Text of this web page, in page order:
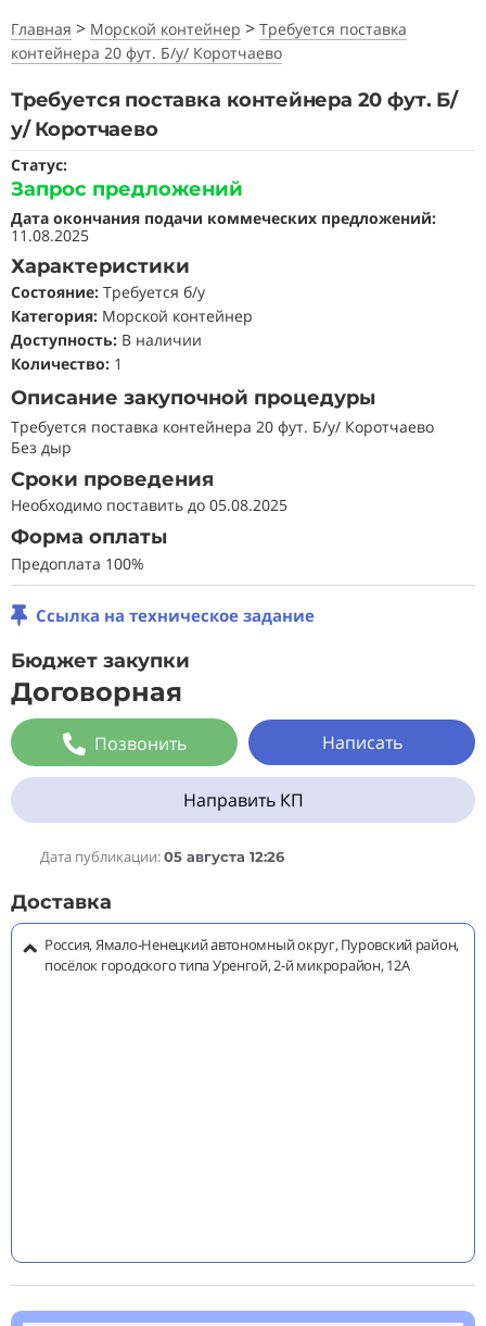
Главная > Морской контейнер > Требуется поставка
контейнера 20 фут. Б/у/ Коротчаево
Требуется поставка контейнера 20 фут. Б/
у/ Коротчаево
Статус:
Запрос предложений
Дата окончания подачи коммеческих предложений:
11.08.2025
Характеристики
Состояние: Требуется б/у
Категория: Морской контейнер
Доступность: В наличии
Количество: 1
Описание закупочной процедуры
Требуется поставка контейнера 20 фут. Б/у/ Коротчаево
Без дыр
Сроки проведения
Необходимо поставить до 05.08.2025
Форма оплаты
Предоплата 100%
Ссылка на техническое задание
Бюджет закупки
Договорная
Позвонить Написать
Направить КП
Дата публикации:05 августа 12:26
Доставка
Россия, Ямало-Ненецкий автономный округ, Пуровский район,
посёлок городского типа Уренгой, 2-й микрорайон, 12А